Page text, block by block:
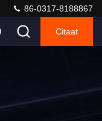
86-0317-8188867
Citaat